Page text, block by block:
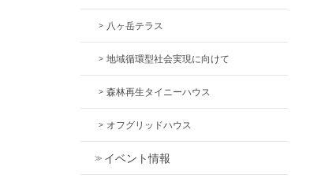
八ヶ岳テラス
地域循環型社会実現に向けて
森林再生タイニーハウス
オフグリッドハウス
イベント情報